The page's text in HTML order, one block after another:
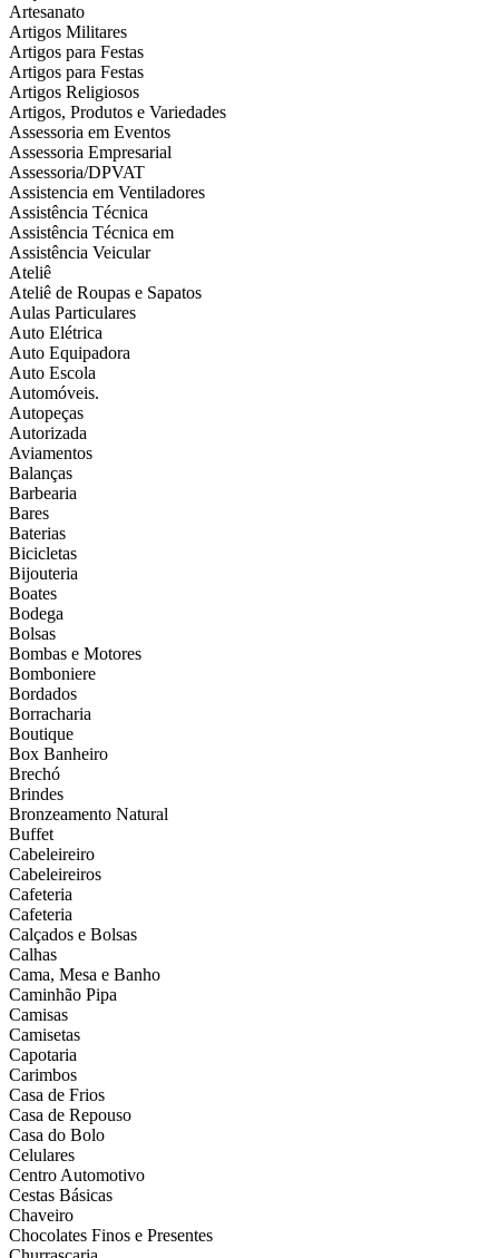
Artesanato
Artigos Militares
Artigos para Festas
Artigos para Festas
Artigos Religiosos
Artigos, Produtos e Variedades
Assessoria em Eventos
Assessoria Empresarial
Assessoria/DPVAT
Assistencia em Ventiladores
Assistência Técnica
Assistência Técnica em
Assistência Veicular
Ateliê
Ateliê de Roupas e Sapatos
Aulas Particulares
Auto Elétrica
Auto Equipadora
Auto Escola
Automóveis.
Autopeças
Autorizada
Aviamentos
Balanças
Barbearia
Bares
Baterias
Bicicletas
Bijouteria
Boates
Bodega
Bolsas
Bombas e Motores
Bomboniere
Bordados
Borracharia
Boutique
Box Banheiro
Brechó
Brindes
Bronzeamento Natural
Buffet
Cabeleireiro
Cabeleireiros
Cafeteria
Cafeteria
Calçados e Bolsas
Calhas
Cama, Mesa e Banho
Caminhão Pipa
Camisas
Camisetas
Capotaria
Carimbos
Casa de Frios
Casa de Repouso
Casa do Bolo
Celulares
Centro Automotivo
Cestas Básicas
Chaveiro
Chocolates Finos e Presentes